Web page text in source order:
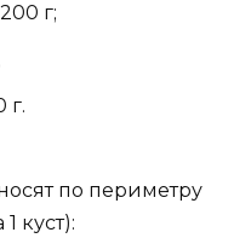
г;
г.
по периметру
куст):